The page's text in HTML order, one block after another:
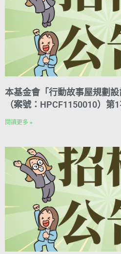
本基金會「行動故事屋規劃
（案號：HPCF1150010）第
閱讀更多 »